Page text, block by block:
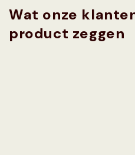
Wat onze
product zeggen